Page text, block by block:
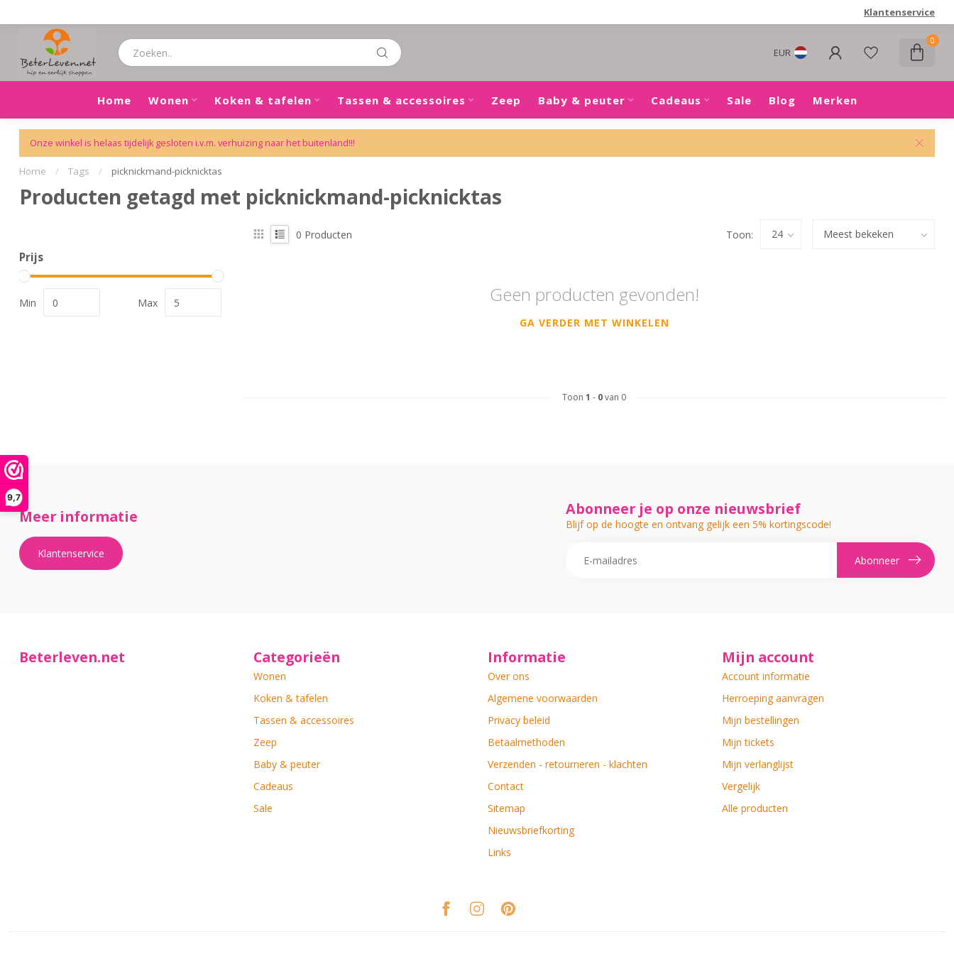
9,7
Klantenservice
EUR
0
Home Wonen Koken & tafelen Tassen & accessoires Zeep Baby & peuter Cadeaus Sale Blog Merken
Onze winkel is helaas tijdelijk gesloten i.v.m. verhuizing naar het buitenland!!!
Home / Tags / picknickmand-picknicktas
Producten getagd met picknickmand-picknicktas
Prijs
Min Max
0 Producten Toon:
Geen producten gevonden!
GA VERDER MET WINKELEN
Toon 1 - 0van 0
Meer informatie
Klantenservice
Abonneer je op onze nieuwsbrief
Blijf op de hoogte en ontvang gelijk een 5% kortingscode!
Abonneer
Beterleven.net Categorieën
Wonen
Koken & tafelen
Tassen & accessoires
Zeep
Baby & peuter
Cadeaus
Sale
Informatie
Over ons
Algemene voorwaarden
Privacy beleid
Betaalmethoden
Verzenden - retourneren - klachten
Contact
Sitemap
Nieuwsbriefkorting
Links
Mijn account
Account informatie
Herroeping aanvragen
Mijn bestellingen
Mijn tickets
Mijn verlanglijst
Vergelijk
Alle producten